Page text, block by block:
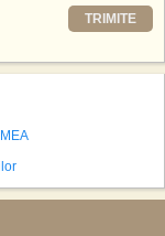
aceasta constructie
Polonia, Thailanda,
Spania, care se
tara din lume in 2025,
hoteliera."
TRIMITE